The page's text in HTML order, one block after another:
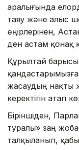
аралығында
таяу және алыс
өңірлерінен,
ден астам қонақ
Құрылтай
жасаудың нақты
керектігін атап
Біріншіден,
туралы» заң
талқыланып,